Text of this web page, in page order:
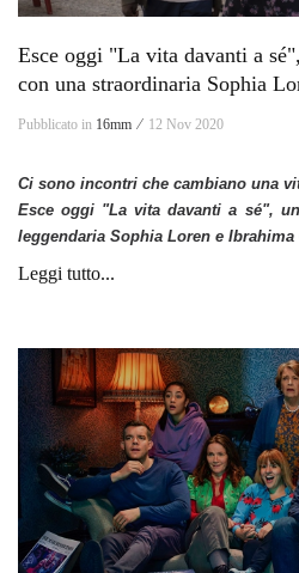
Esce oggi "La vita davanti a
con una straordinaria Sophia
Pubblicato in 16mm ⁄ 12 Nov 2020
Ci sono incontri che cambiano una
Esce oggi "La vita davanti a sé",
leggendaria Sophia Loren e Ibrahima
Leggi tutto...